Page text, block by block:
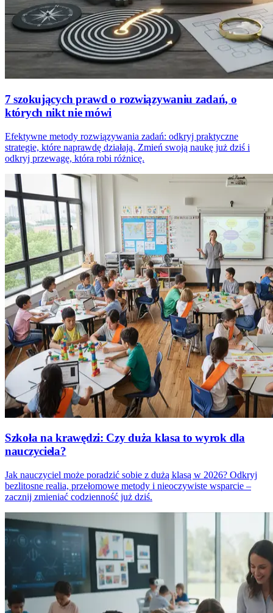
7 szokujących prawd o rozwiązywaniu zadań, o
których nikt nie mówi
Efektywne metody rozwiązywania zadań: odkryj praktyczne
strategie, które naprawdę działają. Zmień swoją naukę już dziś i
odkryj przewagę, która robi różnicę.
Szkoła na krawędzi: Czy duża klasa to wyrok dla
nauczyciela?
Jak nauczyciel może poradzić sobie z dużą klasą w 2026? Odkryj
bezlitosne realia, przełomowe metody i nieoczywiste wsparcie –
zacznij zmieniać codzienność już dziś.